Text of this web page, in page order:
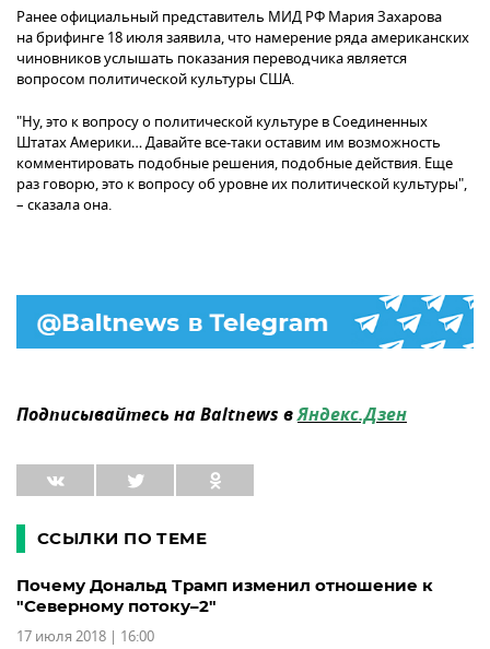
Ранее официальный представитель МИД РФ Мария Захарова
на брифинге 18 июля заявила, что намерение ряда американских
чиновников услышать показания переводчика является
вопросом политической культуры США.
"Ну, это к вопросу о политической культуре в Соединенных
Штатах Америки… Давайте все-таки оставим им возможность
комментировать подобные решения, подобные действия. Еще
раз говорю, это к вопросу об уровне их политической культуры",
– сказала она.
Подписывайтесь на Baltnews вЯндекс.Дзен
ССЫЛКИ ПО ТЕМЕ
Почему Дональд Трамп изменил отношение к
"Северному потоку–2"
17 июля 2018 | 16:00